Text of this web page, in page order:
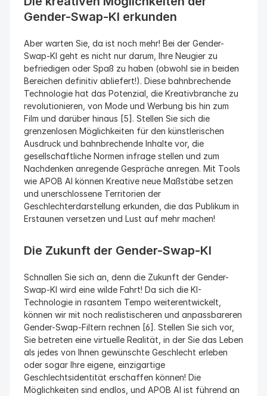
Gender-Swap-KI erkunden
Aber warten Sie, da ist noch mehr! Bei der Gender-
Swap-KI geht es nicht nur darum, Ihre Neugier zu
befriedigen oder Spaß zu haben (obwohl sie in beiden
Bereichen definitiv abliefert!). Diese bahnbrechende
Technologie hat das Potenzial, die Kreativbranche zu
revolutionieren, von Mode und Werbung bis hin zum
Film und darüber hinaus [5]. Stellen Sie sich die
grenzenlosen Möglichkeiten für den künstlerischen
Ausdruck und bahnbrechende Inhalte vor, die
gesellschaftliche Normen infrage stellen und zum
Nachdenken anregende Gespräche anregen. Mit Tools
wie APOB AI können Kreative neue Maßstäbe setzen
und unerschlossene Territorien der
Geschlechterdarstellung erkunden, die das Publikum in
Erstaunen versetzen und Lust auf mehr machen!
Die Zukunft der Gender-Swap-KI
Schnallen Sie sich an, denn die Zukunft der Gender-
Swap-KI wird eine wilde Fahrt! Da sich die KI-
Technologie in rasantem Tempo weiterentwickelt,
können wir mit noch realistischeren und anpassbareren
Gender-Swap-Filtern rechnen [6]. Stellen Sie sich vor,
Sie betreten eine virtuelle Realität, in der Sie das Leben
als jedes von Ihnen gewünschte Geschlecht erleben
oder sogar Ihre eigene, einzigartige
Geschlechtsidentität erschaffen können! Die
Möglichkeiten sind endlos, und APOB AI ist führend an